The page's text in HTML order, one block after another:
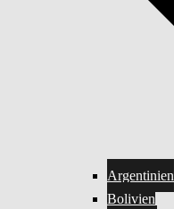
Argentinien
Bolivien